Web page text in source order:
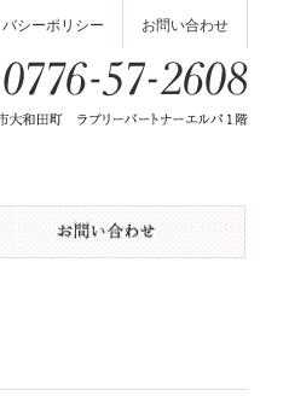
シーポリシー お問い合わせ